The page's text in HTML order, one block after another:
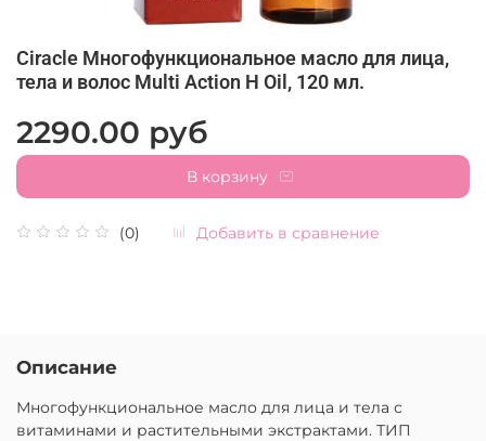
Ciracle Многофункциональное масло для лица,
тела и волос Multi Action H Oil, 120 мл.
(0) Добавить в сравнение
2290.00 руб
В корзину
Описание
Многофункциональное масло для лица и тела с
витаминами и растительными экстрактами. ТИП